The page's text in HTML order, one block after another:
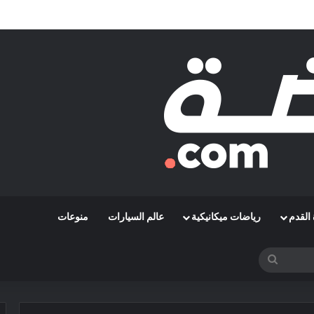
الإفريقي بمواجهة حافيا كوناكري
القدم رياضات ميكانيكية عالم السيارات منوعات
بحث